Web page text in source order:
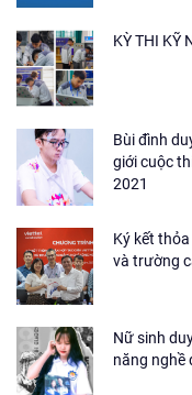
KỲ THI KỸ
Bùi đình
giới cuộc
2021
Ký kết
và trường
Nữ sinh
năng nghề